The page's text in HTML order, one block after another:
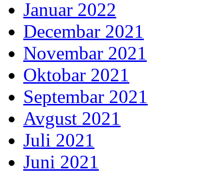
Januar 2022
Decembar 2021
Novembar 2021
Oktobar 2021
Septembar 2021
Avgust 2021
Juli 2021
Juni 2021